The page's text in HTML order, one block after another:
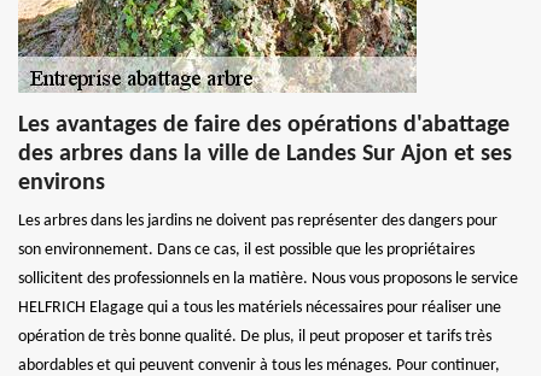
Les avantages de faire des opérations d'abattage
des arbres dans la ville de Landes Sur Ajon et ses
environs
Les arbres dans les jardins ne doivent pas représenter des dangers pour
son environnement. Dans ce cas, il est possible que les propriétaires
sollicitent des professionnels en la matière. Nous vous proposons le service
HELFRICH Elagage qui a tous les matériels nécessaires pour réaliser une
opération de très bonne qualité. De plus, il peut proposer et tarifs très
abordables et qui peuvent convenir à tous les ménages. Pour continuer,